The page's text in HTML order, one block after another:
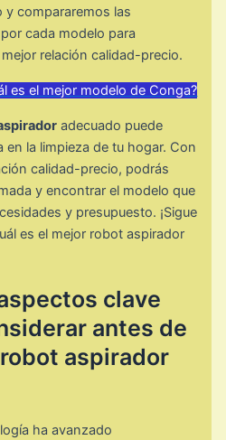
y compararemos las
cada modelo para
relación calidad-precio.
es el mejor modelo de Conga?
adecuado puede
en la limpieza de tu hogar. Con
calidad-precio, podrás
y encontrar el modelo que
y presupuesto. ¡Sigue
es el mejor robot aspirador
clave
antes de
aspirador
ha avanzado